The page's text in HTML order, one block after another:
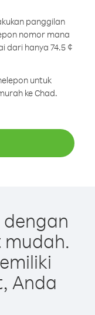
panggilan
nomor mana
dari hanya 74.5 ¢
untuk
ke Chad.
dengan
Anda